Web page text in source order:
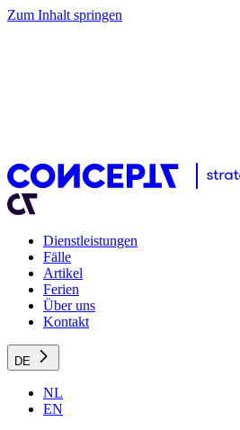
Zum Inhalt springen
Dienstleistungen
Fälle
Artikel
Ferien
Über uns
Kontakt
DE
NL
EN